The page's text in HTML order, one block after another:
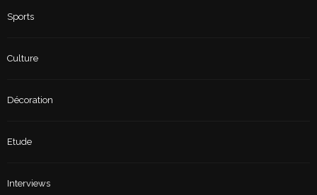
Sports
Culture
Décoration
Etude
Interviews